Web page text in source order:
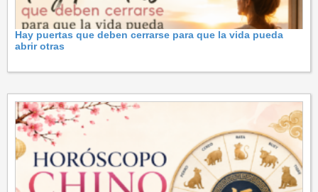
Hay puertas que deben cerrarse para que la vida pueda
abrir otras